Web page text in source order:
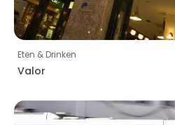
Eten & Drinken
Valor